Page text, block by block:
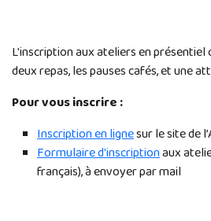
L'inscription aux ateliers en
deux repas, les pauses cafés, et une
Pour vous inscrire :
Inscription en lignesur le site de
Formulaire d'inscriptionaux
français), à envoyer par mail